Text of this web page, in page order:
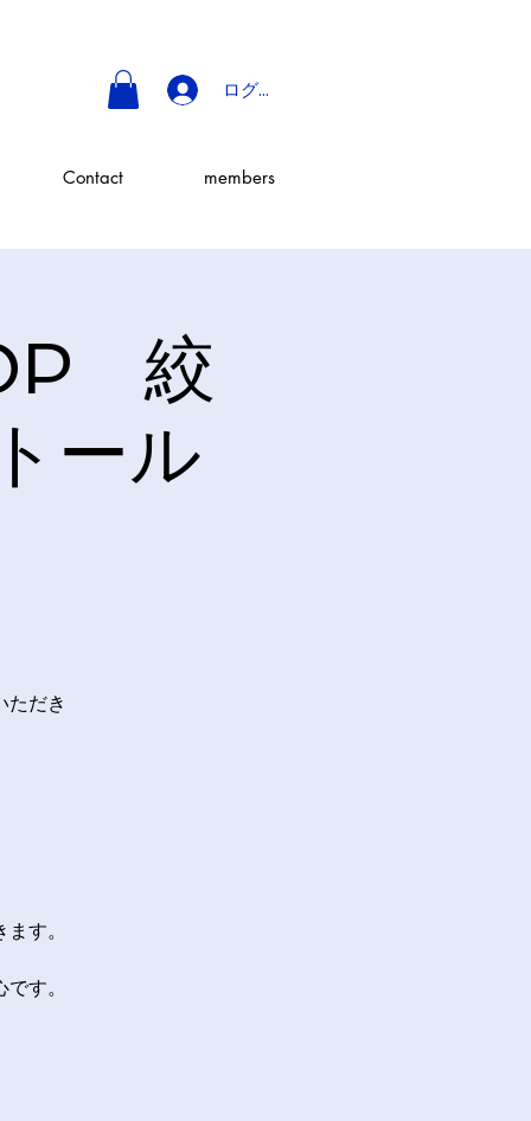
ログイン
Contact members
絞
ール
ただき
す。